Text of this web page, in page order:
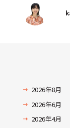
2026年8月
2026年6月
2026年4月